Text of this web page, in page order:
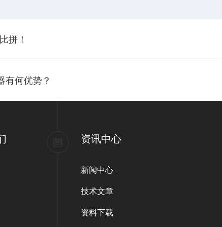
拼！
有何优势？
资讯中心
新闻中心
技术文章
资料下载